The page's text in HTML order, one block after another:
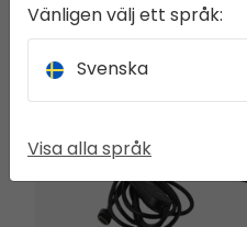
SEEK THE FULL EXPERIENCE
Twinflower tältlampa
Vänligen välj ett språk:
Svenska
Visa alla språk